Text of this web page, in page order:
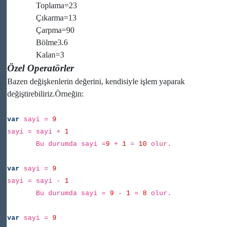
Toplama=23
Çıkarma=13
Çarpma=90
Bölme3.6
Kalan=3
Özel Operatörler
Bazen değişkenlerin değerini, kendisiyle işlem yaparak
değiştirebiliriz.Örneğin:
var sayi = 9
sayi = sayi + 1
Bu durumda sayi =9 + 1 = 10 olur.
var sayi = 9
sayi = sayi - 1
Bu durumda sayi = 9 - 1 = 8 olur.
var sayi = 9